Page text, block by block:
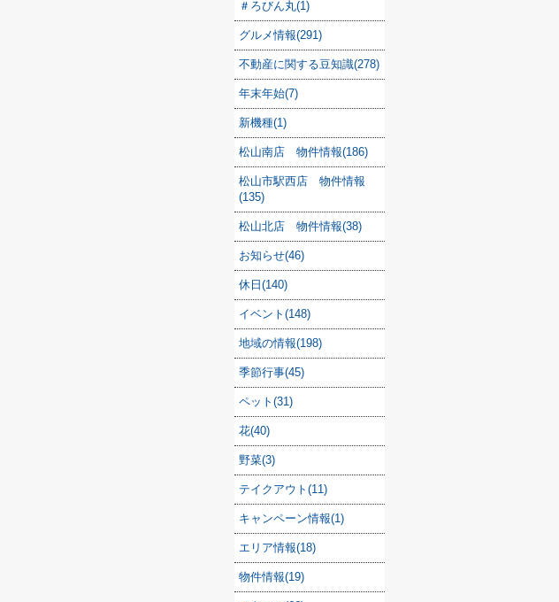
＃ろびん丸(1)
グルメ情報(291)
不動産に関する豆知識(278)
年末年始(7)
新機種(1)
松山南店 物件情報(186)
松山市駅西店 物件情報
(135)
松山北店 物件情報(38)
お知らせ(46)
休日(140)
イベント(148)
地域の情報(198)
季節行事(45)
ペット(31)
花(40)
野菜(3)
テイクアウト(11)
キャンペーン情報(1)
エリア情報(18)
物件情報(19)